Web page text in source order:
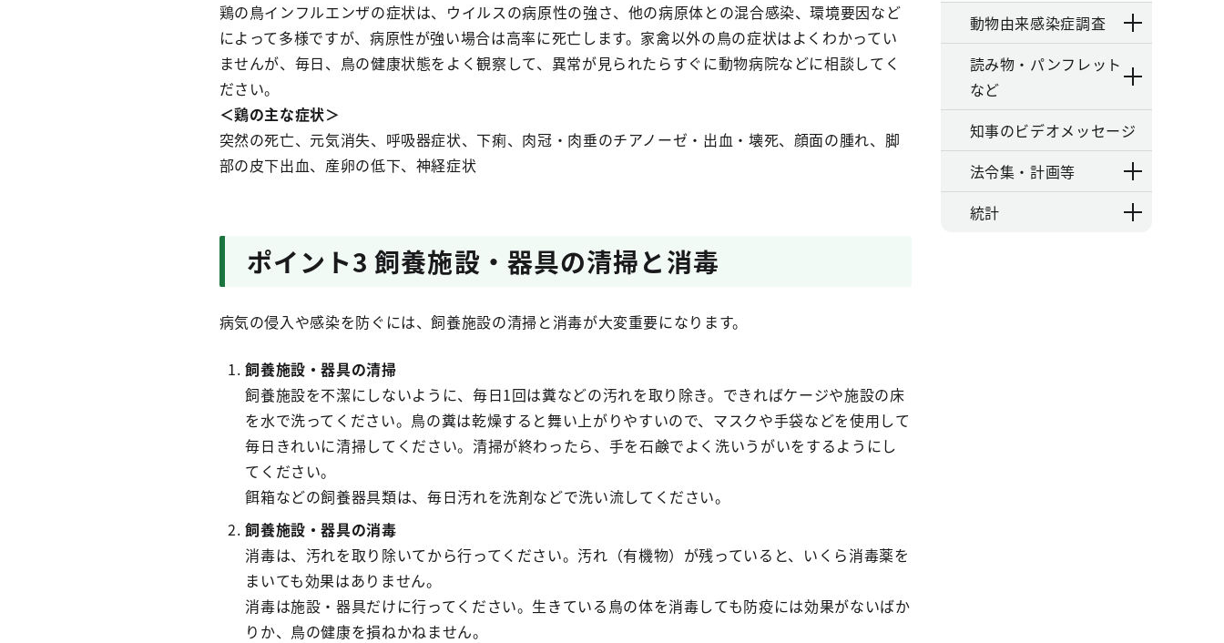
鶏の鳥インフルエンザの症状は、ウイルスの病原性の強さ、他の病原体との混合感染、環境要因など
によって多様ですが、病原性が強い場合は高率に死亡します。家禽以外の鳥の症状はよくわかってい
ませんが、毎日、鳥の健康状態をよく観察して、異常が見られたらすぐに動物病院などに相談してく
ださい。
＜鶏の主な症状＞
突然の死亡、元気消失、呼吸器症状、下痢、肉冠・肉垂のチアノーゼ・出血・壊死、顔面の腫れ、脚
部の皮下出血、産卵の低下、神経症状
ポイント3 飼養施設・器具の清掃と消毒
病気の侵入や感染を防ぐには、飼養施設の清掃と消毒が大変重要になります。
飼養施設・器具の清掃
飼養施設を不潔にしないように、毎日1回は糞などの汚れを取り除き。できればケージや施設の床
を水で洗ってください。鳥の糞は乾燥すると舞い上がりやすいので、マスクや手袋などを使用して
毎日きれいに清掃してください。清掃が終わったら、手を石鹸でよく洗いうがいをするようにし
てください。
餌箱などの飼養器具類は、毎日汚れを洗剤などで洗い流してください。
飼養施設・器具の消毒
消毒は、汚れを取り除いてから行ってください。汚れ（有機物）が残っていると、いくら消毒薬を
まいても効果はありません。
消毒は施設・器具だけに行ってください。生きている鳥の体を消毒しても防疫には効果がないばか
りか、鳥の健康を損ねかねません。
動物由来感染症調査
読み物・パンフレット
など
知事のビデオメッセージ
法令集・計画等
統計